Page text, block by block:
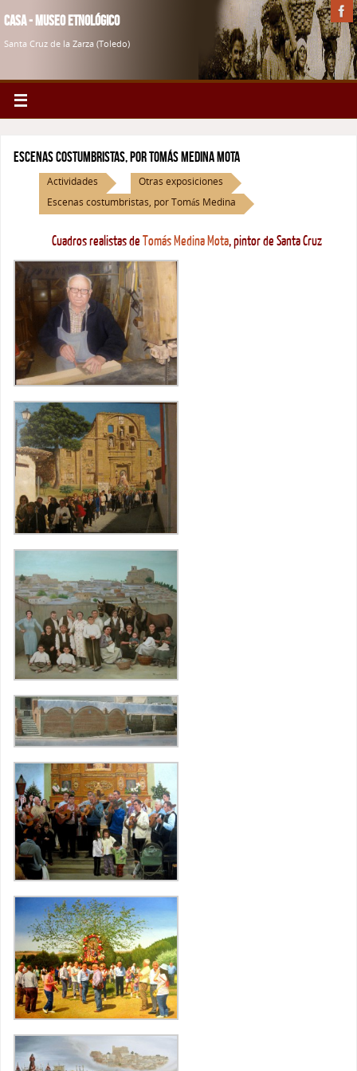
Casa - Museo Etnológico
Santa Cruz de la Zarza (Toledo)
Escenas costumbristas, por Tomás Medina Mota
Actividades
Otras exposiciones
Escenas costumbristas, por Tomás Medina
Cuadros realistas de Tomás Medina Mota, pintor de Santa Cruz